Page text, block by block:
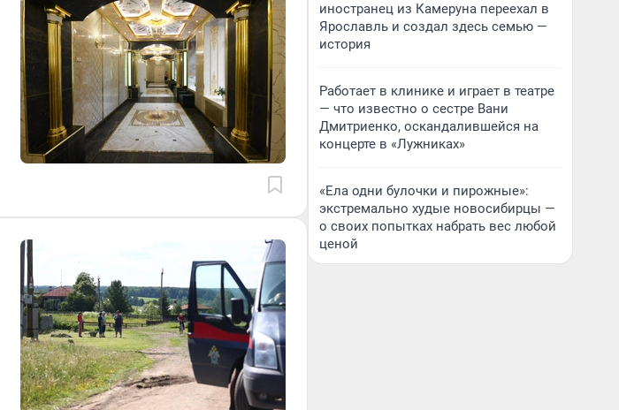
иностранец из Камеруна переехал в
Ярославль и создал здесь семью —
история
Работает в клинике и играет в театре
— что известно о сестре Вани
Дмитриенко, оскандалившейся на
концерте в «Лужниках»
«Ела одни булочки и пирожные»:
экстремально худые новосибирцы —
о своих попытках набрать вес любой
ценой